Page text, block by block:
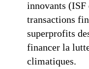
innovants (ISF
transactions
superprofits
financer la
climatiques.